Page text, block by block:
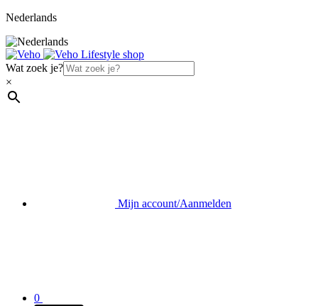
Nederlands
Wat zoek je?
×
Mijn account/Aanmelden
0